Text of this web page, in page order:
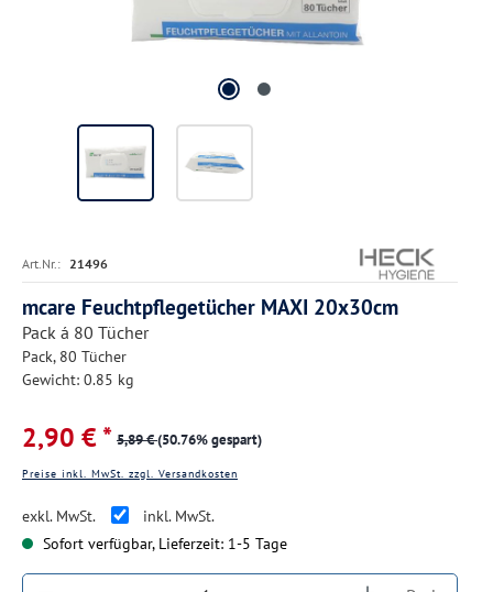
Art.Nr.: 21496
mcare Feuchtpflegetücher MAXI 20x30cm
Pack á 80 Tücher
Pack, 80 Tücher
Gewicht: 0.85 kg
2,90 € * 5,89 €(50.76% gespart)
Preise inkl. MwSt. zzgl. Versandkosten
exkl. MwSt.
inkl. MwSt.
Sofort verfügbar, Lieferzeit: 1-5 Tage